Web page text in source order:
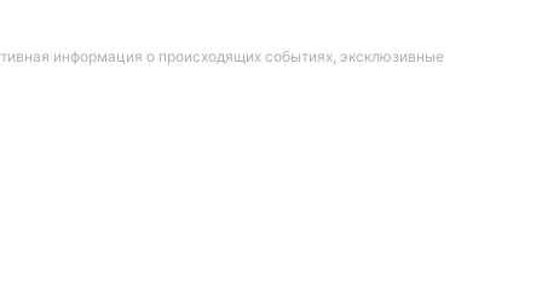
информация о происходящих событиях, эксклюзивные